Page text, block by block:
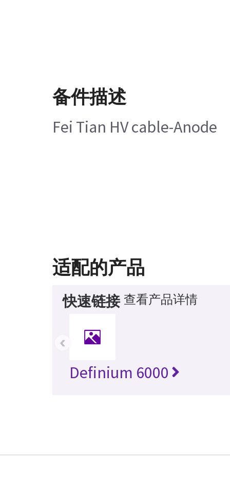
备件描述
Fei Tian HV cable-Anode
适配的产品
快速链接 查看产品详情
Definium 6000
‹